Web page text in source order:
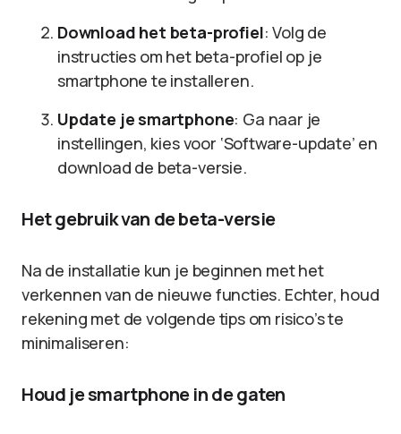
Download het beta-profiel: Volg de
instructies om het beta-profiel op je
smartphone te installeren.
Update je smartphone: Ga naar je
instellingen, kies voor ‘Software-update’ en
download de beta-versie.
Het gebruik van de beta-versie
Na de installatie kun je beginnen met het
verkennen van de nieuwe functies. Echter, houd
rekening met de volgende tips om risico’s te
minimaliseren:
Houd je smartphone in de gaten